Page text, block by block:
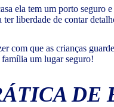
ela tem um porto seguro
liberdade de contar
com que as crianças
família um lugar seguro!
DE